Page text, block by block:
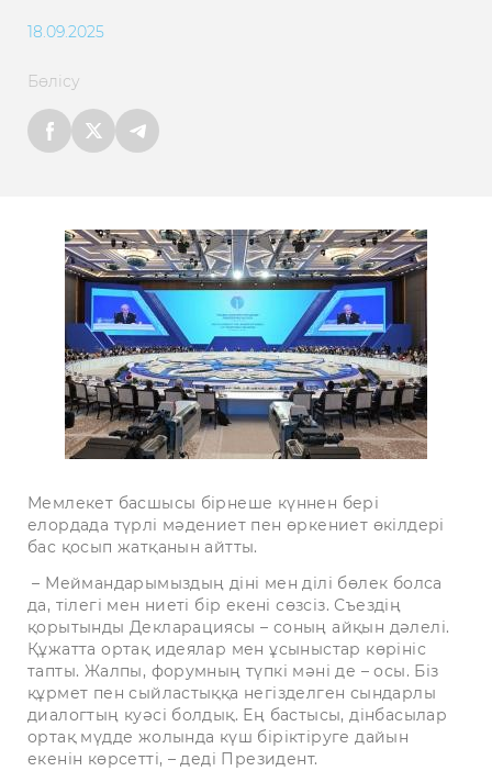
18.09.2025
Бөлісу
Мемлекет басшысы бірнеше күннен бері
елордада түрлі мәдениет пен өркениет өкілдері
бас қосып жатқанын айтты.
– Меймандарымыздың діні мен ділі бөлек болса
да, тілегі мен ниеті бір екені сөзсіз. Съездің
қорытынды Декларациясы – соның айқын дәлелі.
Құжатта ортақ идеялар мен ұсыныстар көрініс
тапты. Жалпы, форумның түпкі мәні де – осы. Біз
құрмет пен сыйластыққа негізделген сындарлы
диалогтың куәсі болдық. Ең бастысы, дінбасылар
ортақ мүдде жолында күш біріктіруге дайын
екенін көрсетті, – деді Президент.